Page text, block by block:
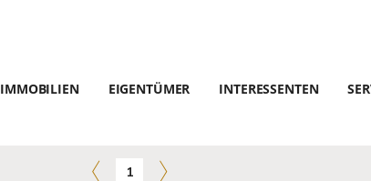
IMMOBILIEN EIGENTÜMER INTERESSENTEN
1